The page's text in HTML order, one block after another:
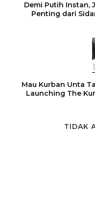
Demi Putih Instan,
Penting dari
Mau Kurban Unta
Launching The
TIDAK